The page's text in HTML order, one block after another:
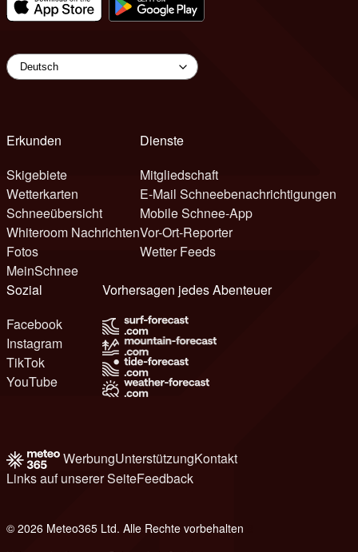
Erkunden
Skigebiete
Wetterkarten
Schneeübersicht
Whiteroom Nachrichten
Fotos
MeinSchnee
Dienste
Mitgliedschaft
E-Mail Schneebenachrichtigungen
Mobile Schnee-App
Vor-Ort-Reporter
Wetter Feeds
Sozial
Facebook
Instagram
TikTok
YouTube
Vorhersagen jedes Abenteuer
WerbungUnterstützungKontakt
Links auf unserer SeiteFeedback
© 2026 Meteo365 Ltd. Alle Rechte vorbehalten